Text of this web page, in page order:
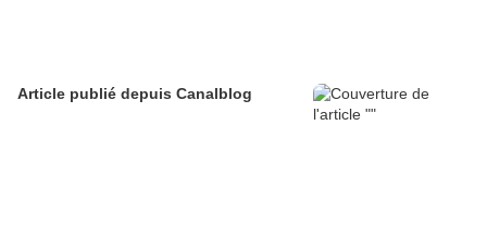
Article publié depuis Canalblog